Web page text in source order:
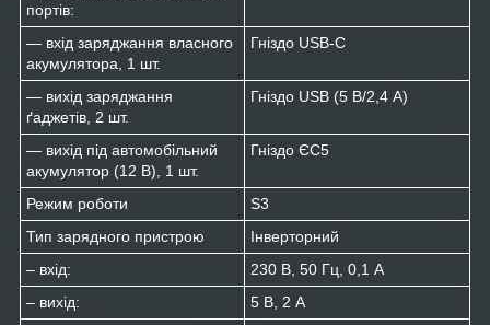
портів:
— вхід заряджання власного
акумулятора, 1 шт.
Гніздо USB-C
— вихід заряджання
ґаджетів, 2 шт.
Гніздо USB (5 В/2,4 А)
— вихід під автомобільний
акумулятор (12 В), 1 шт.
Гніздо ЄС5
Режим роботи
S3
Тип зарядного пристрою
Інверторний
– вхід:
230 В, 50 Гц, 0,1 А
– вихід:
5 В, 2 А